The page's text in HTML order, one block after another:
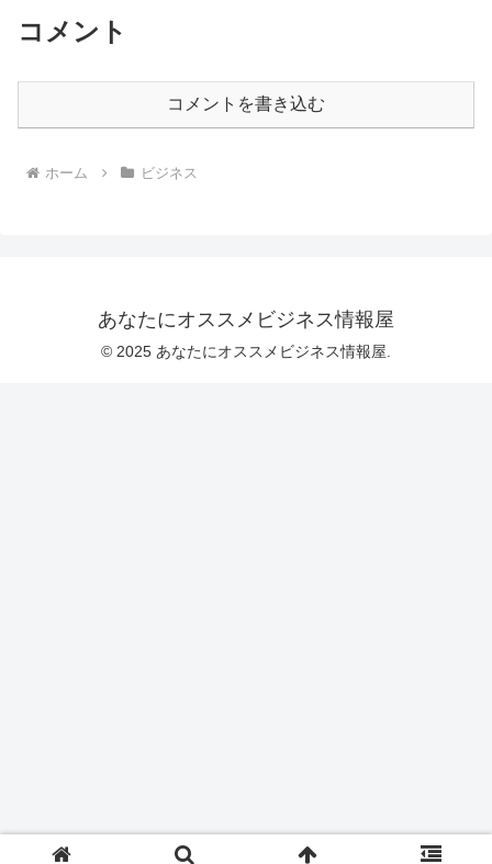
コメント
コメントを書き込む
ホーム ビジネス
あなたにオススメビジネス情報屋
© 2025 あなたにオススメビジネス情報屋.